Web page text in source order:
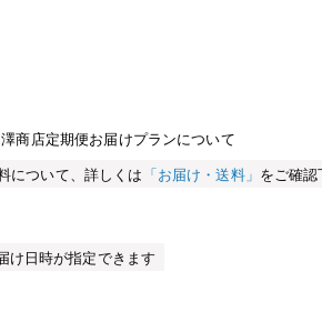
商店定期便お届けプランについて
について、詳しくは 「お届け・送料」 をご確
け日時が指定できます